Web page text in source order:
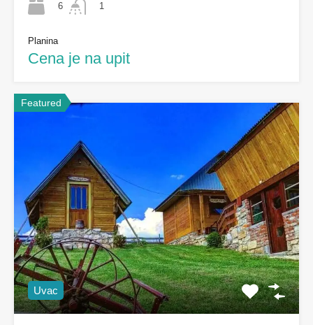
6
1
Planina
Cena je na upit
Featured
Uvac